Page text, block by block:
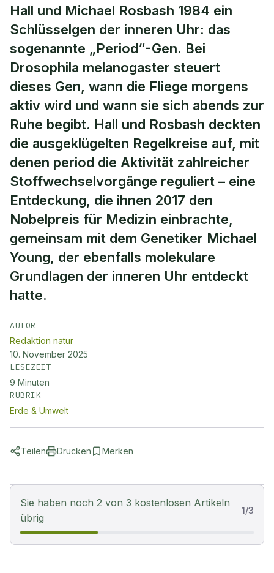
Hall und Michael Rosbash 1984 ein
Schlüsselgen der inneren Uhr: das
sogenannte „Period“-Gen. Bei
Drosophila melanogaster steuert
dieses Gen, wann die Fliege morgens
aktiv wird und wann sie sich abends zur
Ruhe begibt. Hall und Rosbash deckten
die ausgeklügelten Regelkreise auf, mit
denen period die Aktivität zahlreicher
Stoffwechselvorgänge reguliert – eine
Entdeckung, die ihnen 2017 den
Nobelpreis für Medizin einbrachte,
gemeinsam mit dem Genetiker Michael
Young, der ebenfalls molekulare
Grundlagen der inneren Uhr entdeckt
hatte.
AUTOR
Redaktion natur
10. November 2025
LESEZEIT
9 Minuten
RUBRIK
Erde & Umwelt
Teilen Drucken Merken
Sie haben noch 2 von 3 kostenlosen Artikeln
übrig
1/3